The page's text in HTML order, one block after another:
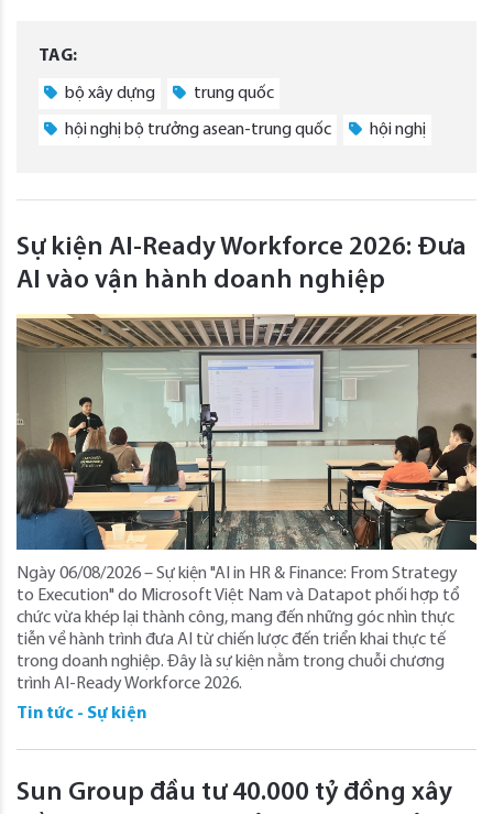
TAG:
bộ xây dựng trung quốc
hội nghị bộ trưởng asean-trung quốc hội nghị
Sự kiện AI-Ready Workforce 2026: Đưa
AI vào vận hành doanh nghiệp
Ngày 06/08/2026 – Sự kiện "AI in HR & Finance: From Strategy
to Execution" do Microsoft Việt Nam và Datapot phối hợp tổ
chức vừa khép lại thành công, mang đến những góc nhìn thực
tiễn về hành trình đưa AI từ chiến lược đến triển khai thực tế
trong doanh nghiệp. Đây là sự kiện nằm trong chuỗi chương
trình AI-Ready Workforce 2026.
Tin tức - Sự kiện
Sun Group đầu tư 40.000 tỷ đồng xây